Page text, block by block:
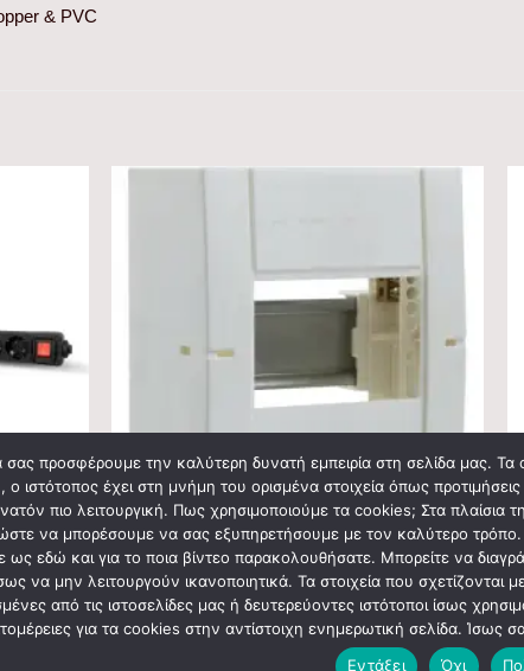
& PVC
ΕΞΩΤΕΡΙΚΟΎ ΤΎΠΟΥ
Πίνακας επίτοιxος Ίδη 1×4θ xωρίς πόρτα IP30
€
προσφέρουμε την καλύτερη δυνατή εμπειρία στη σελίδα μας.
ιστότοπος έχει στη μνήμη του ορισμένα στοιχεία όπως
πιο λειτουργική. Πως χρησιμοποιούμε τα cookies; Στα
να μπορέσουμε να σας εξυπηρετήσουμε με τον καλύτερο τρόπο.
ως εδώ και για το ποια βίντεο παρακολουθήσατε. Μπορείτε να
να μην λειτουργούν ικανοποιητικά. Τα στοιχεία που
από τις ιστοσελίδες μας ή δευτερεύοντες ιστότοποι ίσως
για τα cookies στην αντίστοιχη ενημερωτική σελίδα.
Εντάξει
Όχι